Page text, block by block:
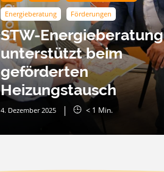
Energieberatung Förderungen
STW-Energieberatung
unterstützt beim
geförderten
Heizungstausch
4. Dezember 2025 < 1 Min.